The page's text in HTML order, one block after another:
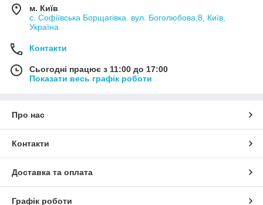
м. Київ
с. Софіївська Борщагівка. вул. Боголюбова,8, Київ,
Україна
Контакти
Сьогодні працює з 11:00 до 17:00
Показати весь графік роботи
Про нас
Контакти
Доставка та оплата
Графік роботи